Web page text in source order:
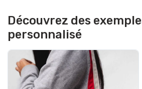
Découvrez des
personnalisé